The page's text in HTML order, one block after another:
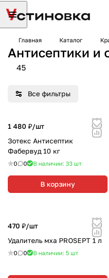
Главная Каталог
Антисептики и
45
Все фильтры
1 480 ₽/шт
Зотекс Антисептик
Фабервуд 10 кг
0 0 В наличии: 33 шт
В корзину
470 ₽/шт
Удалитель мха PROSEPT 1 л
0 0 В наличии: 5 шт